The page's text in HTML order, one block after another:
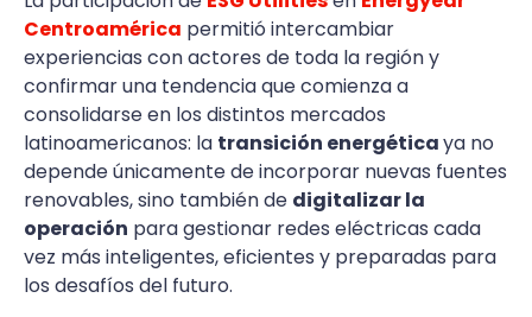
Centroamérica permitió intercambiar
experiencias con actores de toda la región y
confirmar una tendencia que comienza a
consolidarse en los distintos mercados
latinoamericanos: la transición energéticaya no
depende únicamente de incorporar nuevas fuentes
renovables, sino también de digitalizar la
operación para gestionar redes eléctricas cada
vez más inteligentes, eficientes y preparadas para
los desafíos del futuro.